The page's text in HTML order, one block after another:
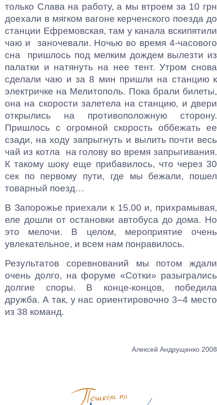
только Слава на работу, а мы втроем за 10 грн
доехали в мягком вагоне керченского поезда до
станции Ефремовская, там у канала вскипятили
чаю и заночевали. Ночью во время 4-часового
сна пришлось под мелким дождем вылезти из
палатки и натянуть на нее тент. Утром снова
сделали чаю и за 8 мин пришли на станцию к
электричке на Мелитополь. Пока брали билеты,
она на скорости залетела на станцию, и двери
открылись на противоположную сторону.
Пришлось с огромной скорость оббежать ее
сзади, на ходу запрыгнуть и вылить почти весь
чай из котла на голову во время запрыгивания.
К такому шоку еще прибавилось, что через 30
сек по первому пути, где мы бежали, пошел
товарный поезд…
В Запорожье приехали к 15.00 и, прихрамывая,
еле дошли от остановки автобуса до дома. Но
это мелочи. В целом, мероприятие очень
увлекательное, и всем нам понравилось.
Результатов соревнований мы потом ждали
очень долго, на форуме «Сотки» разыгрались
долгие споры. В конце-концов, победила
дружба. А так, у нас ориентировочно 3–4 место
из 38 команд.
Алексей Андрущенко 2008